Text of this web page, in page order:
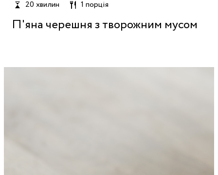
20 хвилин 1 порція
П'яна черешня з творожним мусом